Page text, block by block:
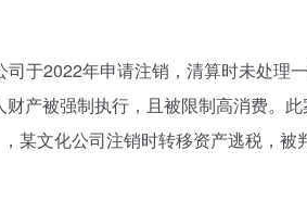
于2022年申请注销，清算时未处理
产被强制执行，且被限制高消费。
某文化公司注销时转移资产逃税，被